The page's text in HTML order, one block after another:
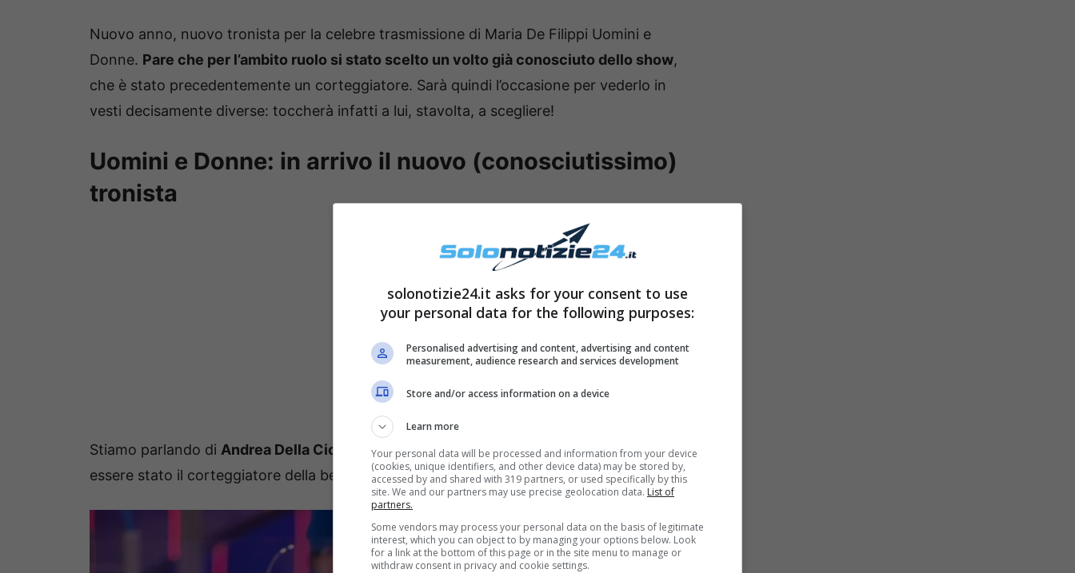
Nuovo anno, nuovo tronista per la celebre trasmissione di Maria De Filippi Uomini e
Donne. Pare che per l’ambito ruolo si stato scelto un volto già conosciuto dello show,
che è stato precedentemente un corteggiatore. Sarà quindi l’occasione per vederlo in
vesti decisamente diverse: toccherà infatti a lui, stavolta, a scegliere!
Uomini e Donne: in arrivo il nuovo (conosciutissimo)
tronista
Stiamo parlando di Andrea Della Cioppa
, che l’anno scorso ha fatto molto discutere per
essere stato il corteggiatore della bella Veronica Rimondi.
solonotizie24.it asks for your consent to use
your personal data for the following purposes:
Personalised advertising and content, advertising and content
measurement, audience research and services development
Store and/or access information on a device
Learn more
Your personal data will be processed and information from your device
(cookies, unique identifiers, and other device data) may be stored by,
accessed by and shared with 319 partners, or used specifically by this
site. We and our partners may use precise geolocation data. List of
partners.
Some vendors may process your personal data on the basis of legitimate
interest, which you can object to by managing your options below. Look
for a link at the bottom of this page or in the site menu to manage or
withdraw consent in privacy and cookie settings.